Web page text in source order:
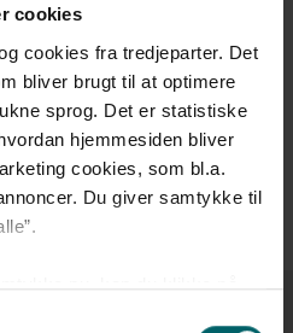
cookies
cookies fra tredjeparter. Det
bliver brugt til at optimere
sprog. Det er statistiske
hjemmesiden bliver
cookies, som bl.a.
Du giver samtykke til
nu, kan du klikke på
sundhedsfaglige
symptomer på stress, er i
af andre årsager eller
hjælper dig med at afdække
og vurderer, om en tidlig
at komme hurtigere tilbage.